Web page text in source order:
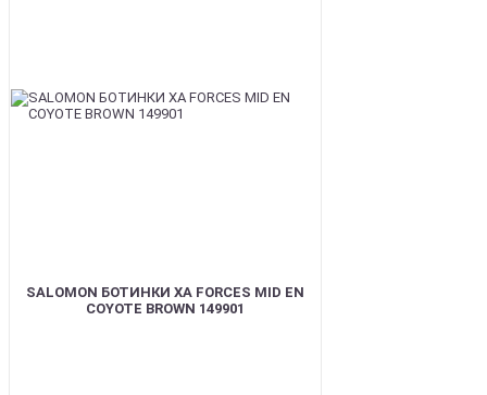
SALOMON БОТИНКИ XA FORCES MID EN
COYOTE BROWN 149901